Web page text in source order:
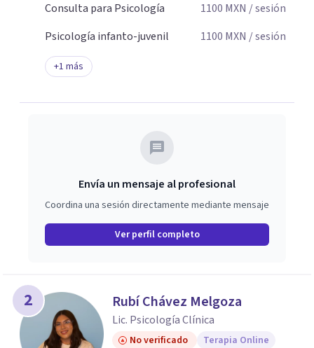
Consulta para Psicología
1100 MXN / sesión
Psicología infanto-juvenil
1100 MXN / sesión
+1 más
Envía un mensaje al profesional
Coordina una sesión directamente mediante mensaje
Ver perfil completo
2 Rubí Chávez Melgoza
Lic. Psicología Clínica
No verificado Terapia Online